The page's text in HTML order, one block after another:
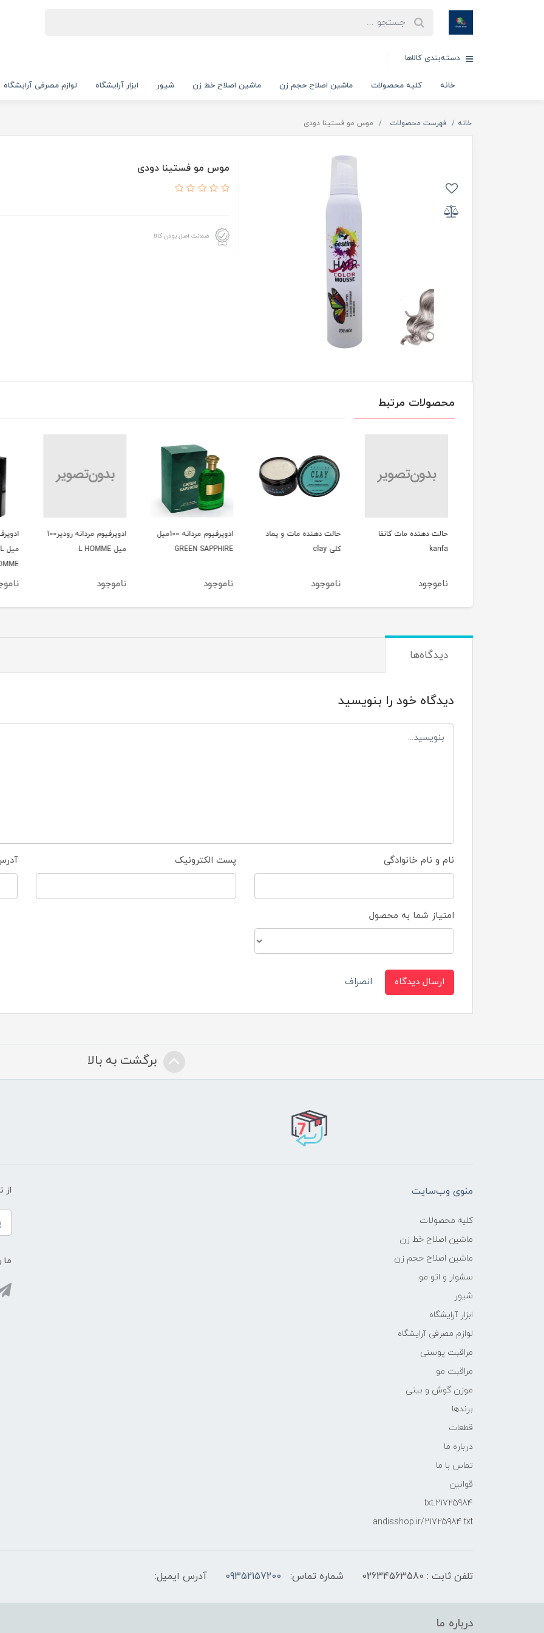
دسته‌بندی کالاها
خانه کلیه محصولات ماشین اصلاح حجم زن ماشین اصلاح خط زن شیور ابزار آرایشگاه لوازم مصرفی آرایشگاه
خانه فهرست محصولات موس مو فستینا دودی
موس مو فستینا دودی
ضمانت اصل بودن کالا
محصولات مرتبط
حالت دهنده مات و پماد
کلی clay
ناموجود
ادوپرفیوم مردانه 100میل
GREEN SAPPHIRE
ناموجود
ادوپرفیوم مردانه رودیر100
میل L HOMME
ناموجود
ادوپرفیوم مردانه رودیر100
میل L NOTE DIL
ناموجود
فوم
دیدگاه‌ها
دیدگاه خود را بنویسید
نام و نام خانوادگی پست الکترونیک
امتیاز شما به محصول
ارسال دیدگاه انصراف
برگشت به بالا
منوی وب‌سایت
کلیه محصولات
ماشین اصلاح خط زن
ماشین اصلاح حجم زن
سشوار و اتو مو
شیور
ابزار آرایشگاه
لوازم مصرفی آرایشگاه
مراقبت پوستی
مراقبت مو
موزن گوش و بینی
برندها
قطعات
درباره ما
تماس با ما
قوانین
21725984.txt
andisshop.ir/21725984.txt
از
ما
تلفن ثابت : 02634563580 شماره تماس: 09352157200 آدرس ایمیل:
درباره ما